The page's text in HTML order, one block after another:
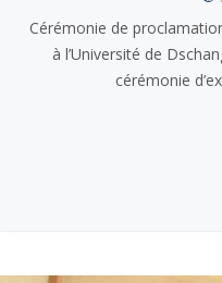
Cérémonie de
à l’Université de
cérémonie